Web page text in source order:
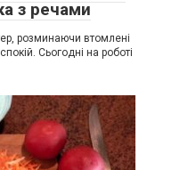
з речами
розминаючи втомлені
Сьогодні на роботі